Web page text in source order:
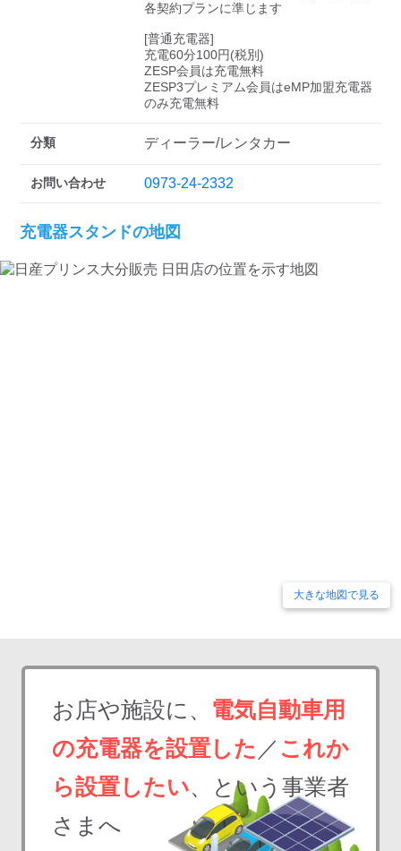
各契約プランに準じます
[普通充電器]
充電60分100円(税別)
ZESP会員は充電無料
ZESP3プレミアム会員はeMP加盟充電器
のみ充電無料
分類 ディーラー/レンタカー
お問い合わせ 0973-24-2332
充電器スタンドの地図
大きな地図で見る
お店や施設に、 電気自動車用
の充電器を設置した ／ これか
ら設置したい、という事業者
さまへ